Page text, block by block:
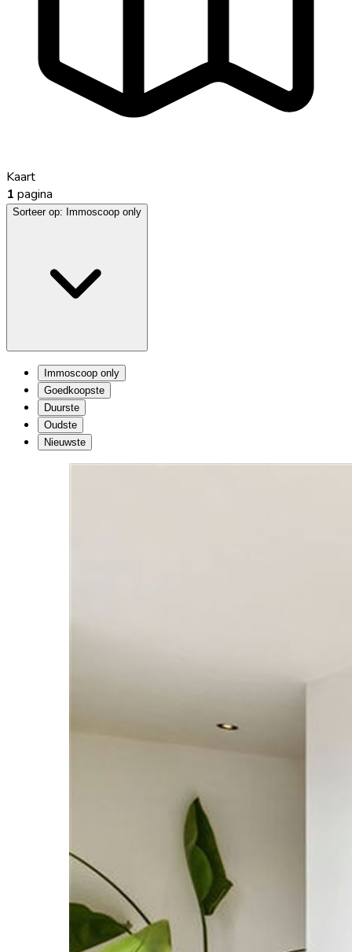
Kaart
1 pagina
Sorteer op: Immoscoop only
Immoscoop only
Goedkoopste
Duurste
Oudste
Nieuwste